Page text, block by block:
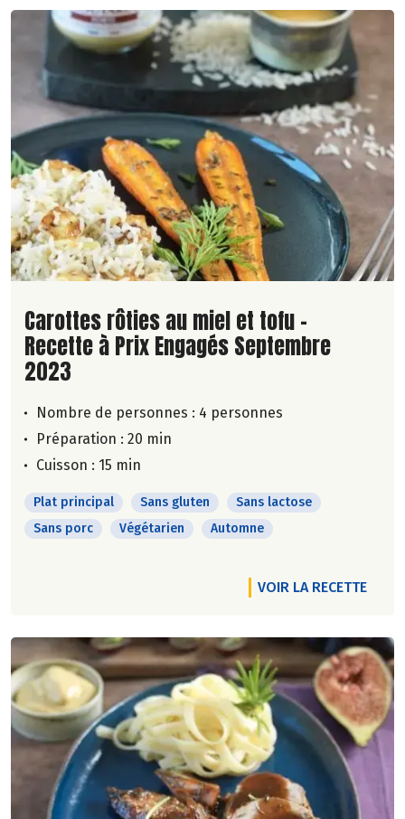
Lire la suite de la recette
Carottes rôties au miel et tofu -
Recette à Prix Engagés Septembre
2023
Nombre de personnes : 4 personnes
Préparation : 20 min
Cuisson : 15 min
Plat principal Sans gluten
Sans lactose
Sans porc
Végétarien Automne
VOIR LA RECETTE